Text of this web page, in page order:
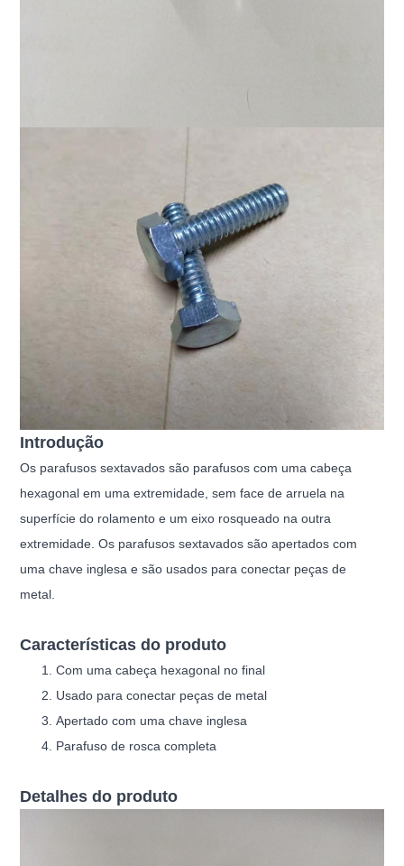
Introdução
Os parafusos sextavados são parafusos com uma cabeça
hexagonal em uma extremidade, sem face de arruela na
superfície do rolamento e um eixo rosqueado na outra
extremidade. Os parafusos sextavados são apertados com
uma chave inglesa e são usados para conectar peças de
metal.
Características do produto
Com uma cabeça hexagonal no final
Usado para conectar peças de metal
Apertado com uma chave inglesa
Parafuso de rosca completa
Detalhes do produto